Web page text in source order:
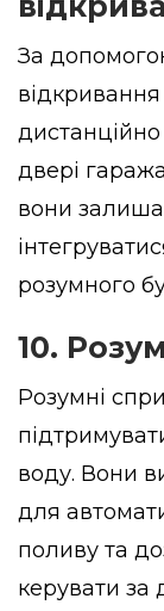
За
двері
вони
розумного
10.
Розумні
воду. Вони
для
поливу та
керувати